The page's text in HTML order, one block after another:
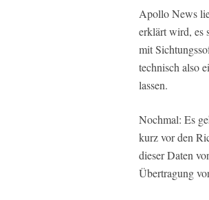
Apollo News
erklärt wird, es
mit
technisch also
lassen.
Nochmal: Es
kurz vor den
dieser Daten
Übertragung